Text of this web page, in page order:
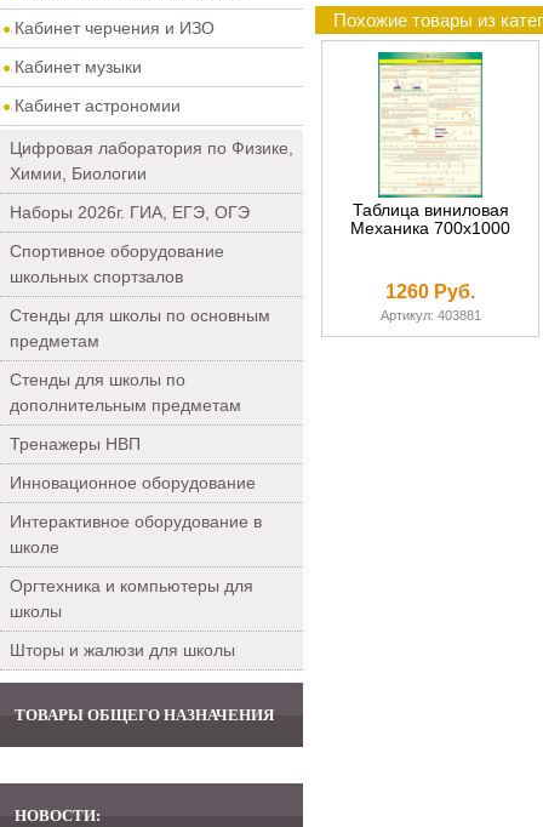
Кабинет черчения и ИЗО
Кабинет музыки
Кабинет астрономии
Цифровая лаборатория по Физике,
Химии, Биологии
Наборы 2026г. ГИА, ЕГЭ, ОГЭ
Спортивное оборудование
школьных спортзалов
Стенды для школы по основным
предметам
Стенды для школы по
дополнительным предметам
Тренажеры НВП
Инновационное оборудование
Интерактивное оборудование в
школе
Оргтехника и компьютеры для
школы
Шторы и жалюзи для школы
ТОВАРЫ ОБЩЕГО НАЗНАЧЕНИЯ
НОВОСТИ:
Похожие товары из
Таблица виниловая
Механика 700х1000
1260 Руб.
Артикул: 403881